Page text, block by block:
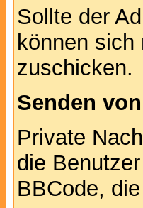
Sollte der
können
zuschicken.
Senden
Private
die
BBCode,